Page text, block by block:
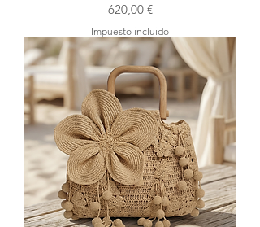
Precio
620,00 €
Impuesto incluido